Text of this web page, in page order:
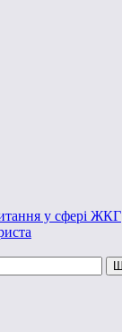
у сфері ЖКГ